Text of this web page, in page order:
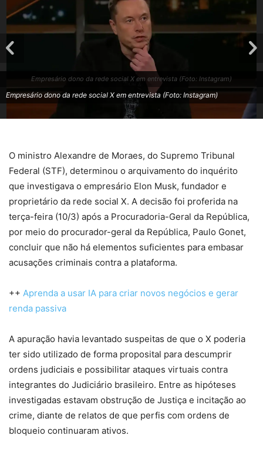
Empresário dono da rede social X em entrevista (Foto: Instagram)
Empresário dono da rede social X em entrevista (Foto: Instagram)
O ministro Alexandre de Moraes, do Supremo Tribunal
Federal (STF), determinou o arquivamento do inquérito
que investigava o empresário Elon Musk, fundador e
proprietário da rede social X. A decisão foi proferida na
terça-feira (10/3) após a Procuradoria-Geral da República,
por meio do procurador-geral da República, Paulo Gonet,
concluir que não há elementos suficientes para embasar
acusações criminais contra a plataforma.
++ Aprenda a usar IA para criar novos negócios e gerar
renda passiva
A apuração havia levantado suspeitas de que o X poderia
ter sido utilizado de forma proposital para descumprir
ordens judiciais e possibilitar ataques virtuais contra
integrantes do Judiciário brasileiro. Entre as hipóteses
investigadas estavam obstrução de Justiça e incitação ao
crime, diante de relatos de que perfis com ordens de
bloqueio continuaram ativos.